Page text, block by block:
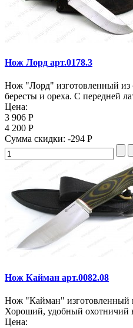
Нож Лорд арт.0178.3
Нож "Лорд" изготовленный из
бересты и ореха. С передней
Цена:
3 906 Р
4 200 Р
Сумма скидки: -294 Р
Нож Кайман арт.0082.08
Нож "Кайман" изготовленный
Хороший, удобный
Цена: